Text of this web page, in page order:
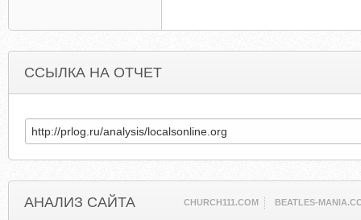
ССЫЛКА НА ОТЧЕТ
АНАЛИЗ САЙТА CHURCH111.COM BEATLES-